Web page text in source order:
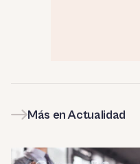
Más en Actualidad